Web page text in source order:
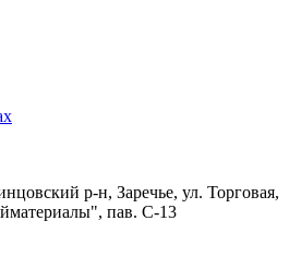
р-н, Заречье, ул. Торговая,
пав. С-13